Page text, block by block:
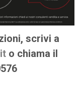
scrivi a
o chiama il